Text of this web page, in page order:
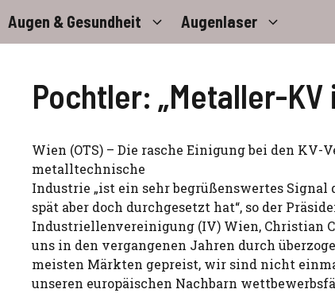
Inhalt
springen
Augen & Gesundheit Augenlaser
Pochtler: „Metaller-
Wien (OTS) – Die rasche Einigung bei den KV-
metalltechnische
Industrie „ist ein sehr begrüßenswertes Signal
spät aber doch durchgesetzt hat“, so der
Industriellenvereinigung (IV) Wien, Christian
uns in den vergangenen Jahren durch
meisten Märkten gepreist, wir sind nicht
unseren europäischen Nachbarn